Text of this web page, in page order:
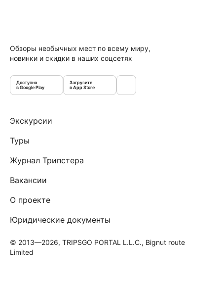
Обзоры необычных мест по всему миру,
новинки и скидки в наших соцсетях
Доступно
в Google Play
Загрузите
в App Store
Экскурсии
Туры
Журнал Трипстера
Вакансии
О проекте
Юридические документы
© 2013—2026, TRIPSGO PORTAL L.L.C., Bignut route
Limited